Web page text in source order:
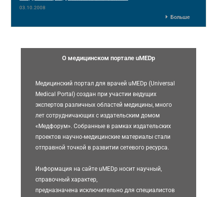
03.10.2008
Больше
О медицинском портале uMEDp
Медицинский портал для врачей uMEDp (Universal
Medical Portal) создан при участии ведущих
экспертов различных областей медицины, много
лет сотрудничающих с издательским домом
«Медфорум». Собранные в рамках издательских
проектов научно-медицинские материалы стали
отправной точкой в развитии сетевого ресурса.
Информация на сайте uMEDp носит научный,
справочный характер,
предназначена исключительно для специалистов